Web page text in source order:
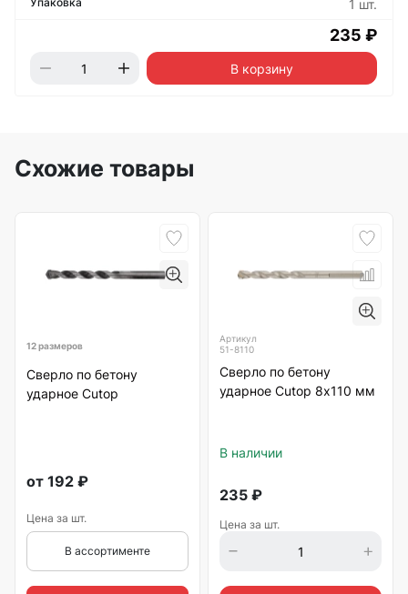
1 шт.
235 ₽
В корзину
Схожие товары
12 размеров
Сверло по бетону
ударное Cutop
от 192 ₽
Цена за шт.
В ассортименте
Артикул
51-8110
Сверло по бетону
ударное Cutop 8х110 мм
В наличии
235 ₽
Цена за шт.